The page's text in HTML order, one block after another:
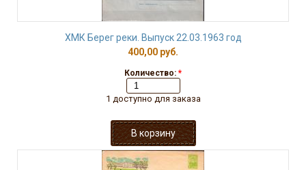
ХМК Берег реки. Выпуск 22.03.1963 год
400,00 руб.
Количество: *
1 доступно для заказа